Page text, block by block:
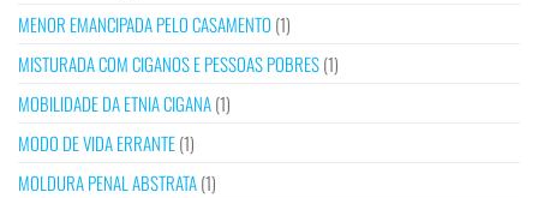
MENOR EMANCIPADA PELO CASAMENTO (1)
MISTURADA COM CIGANOS E PESSOAS POBRES(1)
MOBILIDADE DA ETNIA CIGANA(1)
MODO DE VIDA ERRANTE(1)
MOLDURA PENAL ABSTRATA(1)